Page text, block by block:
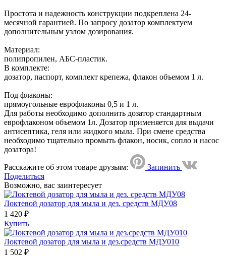
Простота и надежность конструкции подкреплена 24-
месячной гарантией. По запросу дозатор комплектуем
дополнительным узлом дозирования.
Материал:
полипропилен, АБС-пластик.
В комплекте:
дозатор, паспорт, комплект крепежа, флакон объемом 1 л.
Под флаконы:
прямоугольные еврофлаконы 0,5 и 1 л.
Для работы необходимо дополнить дозатор стандартным
еврофлаконом объемом 1л. Дозатор применяется для выдачи
антисептика, геля или жидкого мыла. При смене средства
необходимо тщательно промыть флакон, носик, сопло и насос
дозатора!
Расскажите об этом товаре друзьям:
Запинить
Поделиться
Возможно, вас заинтересует
Локтевой дозатор для мыла и дез. средств МДУ08
1 420 ₽
Купить
Локтевой дозатор для мыла и дез.средств МДУ010
1 502 ₽